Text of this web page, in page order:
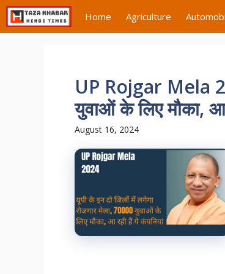
Skip
to
content
Home Agriculture
UP Rojgar Mela
युवाओं के लिए मौका, आ
August 16, 2024